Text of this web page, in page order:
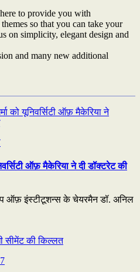
to provide you with
so that you can take your
on simplicity, elegant design and
and many new additional
ऑफ़ मैकेरिया ने दी डॉक्टरेट की
ऑफ़ इंस्टीटूशन्स के चेयरमैन डॉ. अनिल